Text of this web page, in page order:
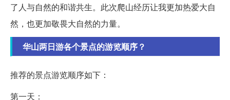
了人与自然的和谐共生。此次爬山经历让我更加热爱大自
然，也更加敬畏大自然的力量。
华山两日游各个景点的游览顺序？
推荐的景点游览顺序如下：
第一天：